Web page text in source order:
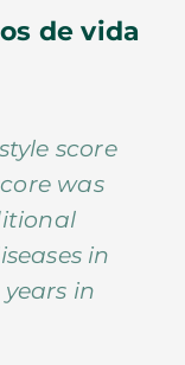
de vida
score
was
in
in